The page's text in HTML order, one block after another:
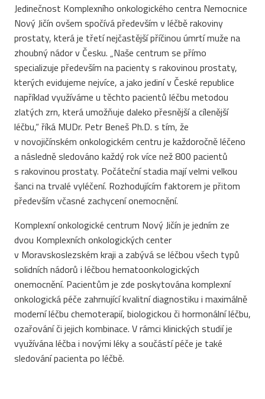
Jedinečnost Komplexního onkologického centra Nemocnice
Nový Jičín ovšem spočívá především v léčbě rakoviny
prostaty, která je třetí nejčastější příčinou úmrtí muže na
zhoubný nádor v Česku. „Naše centrum se přímo
specializuje především na pacienty s rakovinou prostaty,
kterých evidujeme nejvíce, a jako jediní v České republice
například využíváme u těchto pacientů léčbu metodou
zlatých zrn, která umožňuje daleko přesnější a cílenější
léčbu,“ říká MUDr. Petr Beneš Ph.D. s tím, že
v novojičínském onkologickém centru je každoročně léčeno
a následně sledováno každý rok více než 800 pacientů
s rakovinou prostaty. Počáteční stadia mají velmi velkou
šanci na trvalé vyléčení. Rozhodujícím faktorem je přitom
především včasné zachycení onemocnění.
Komplexní onkologické centrum Nový Jičín je jedním ze
dvou Komplexních onkologických center
v Moravskoslezském kraji a zabývá se léčbou všech typů
solidních nádorů i léčbou hematoonkologických
onemocnění. Pacientům je zde poskytována komplexní
onkologická péče zahrnující kvalitní diagnostiku i maximálně
moderní léčbu chemoterapií, biologickou či hormonální léčbu,
ozařování či jejich kombinace. V rámci klinických studií je
využívána léčba i novými léky a součástí péče je také
sledování pacienta po léčbě.